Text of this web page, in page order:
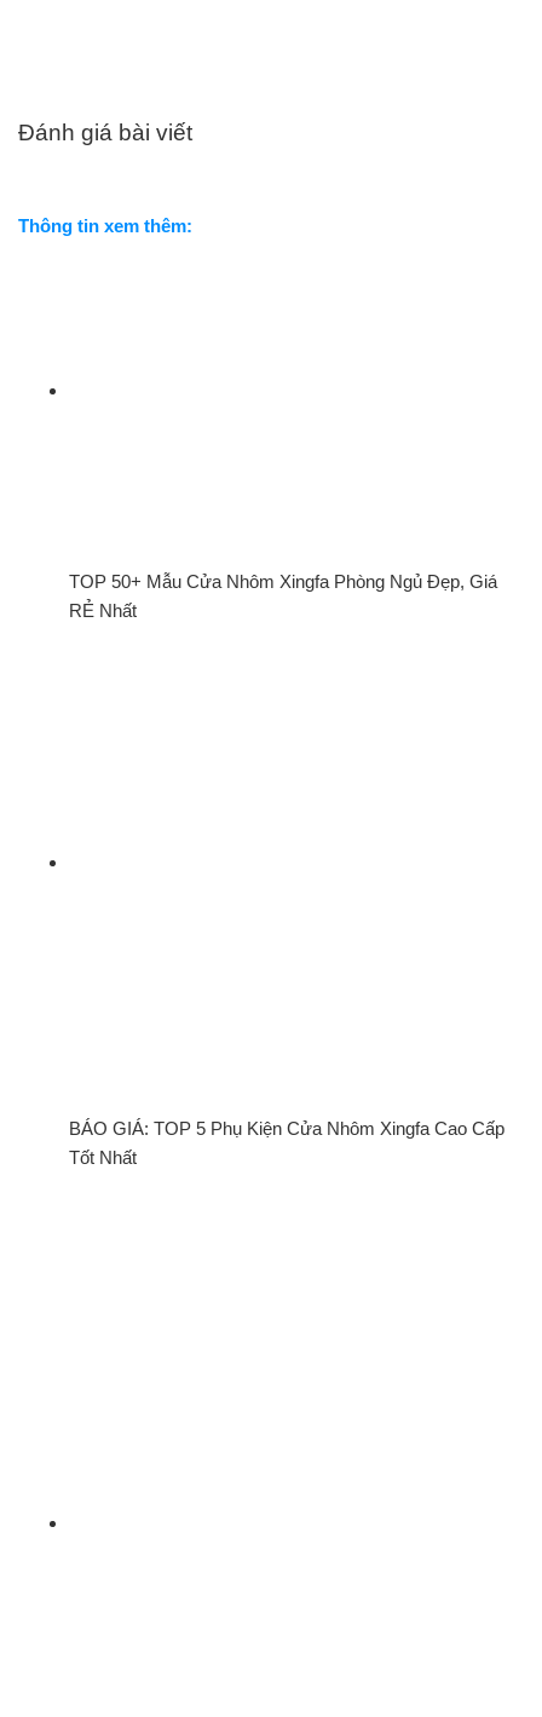
Đánh giá bài viết
Thông tin xem thêm:
TOP 50+ Mẫu Cửa Nhôm Xingfa Phòng Ngủ Đẹp, Giá
RẺ Nhất
BÁO GIÁ: TOP 5 Phụ Kiện Cửa Nhôm Xingfa Cao Cấp
Tốt Nhất